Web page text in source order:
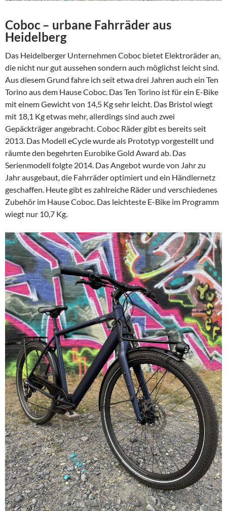
Coboc – urbane Fahrräder aus
Heidelberg
Das Heidelberger Unternehmen Coboc bietet Elektroräder an,
die nicht nur gut aussehen sondern auch möglichst leicht sind.
Aus diesem Grund fahre ich seit etwa drei Jahren auch ein Ten
Torino aus dem Hause Coboc. Das Ten Torino ist für ein E-Bike
mit einem Gewicht von 14,5 Kg sehr leicht. Das Bristol wiegt
mit 18,1 Kg etwas mehr, allerdings sind auch zwei
Gepäckträger angebracht. Coboc Räder gibt es bereits seit
2013. Das Modell eCycle wurde als Prototyp vorgestellt und
räumte den begehrten Eurobike Gold Award ab. Das
Serienmodell folgte 2014. Das Angebot wurde von Jahr zu
Jahr ausgebaut, die Fahrräder optimiert und ein Händlernetz
geschaffen. Heute gibt es zahlreiche Räder und verschiedenes
Zubehör im Hause Coboc. Das leichteste E-Bike im Programm
wiegt nur 10,7 Kg.